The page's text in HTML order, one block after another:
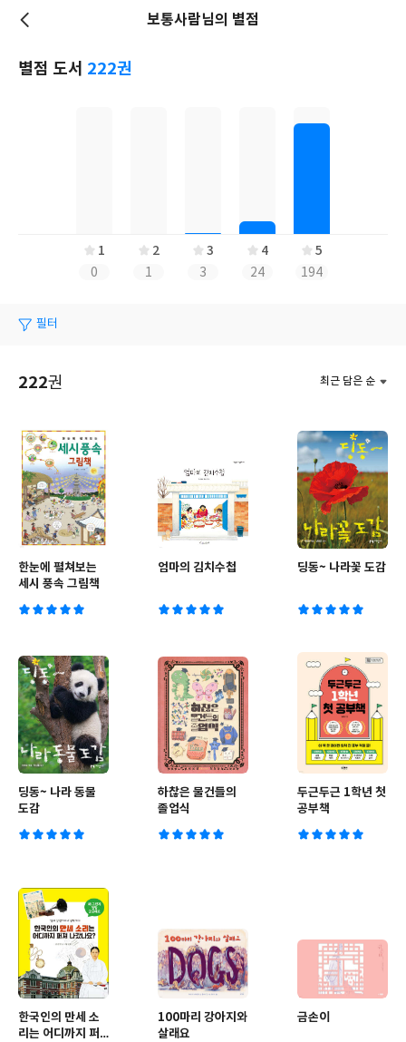
보통사람님의 별점
별점 도서 222권
1
0
2
1
3
3
4
24
5
194
필터
최근 담은 순
222권
한눈에 펼쳐보는
세시 풍속 그림책
엄마의 김치수첩 딩동~ 나라꽃 도감
딩동~ 나라 동물
도감
하찮은 물건들의
졸업식
두근두근 1학년 첫
공부책
한국인의 만세 소
리는 어디까지 퍼
100마리 강아지와
살래요
금손이